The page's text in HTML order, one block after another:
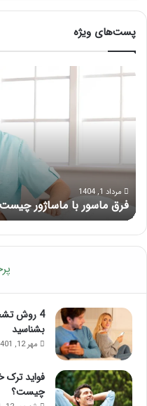
پست‌های ویژه
فرق
ماساژور
مرداد 1, 1404
فرق ماسور با ماساژور
4 روش
بشناسید
مهر 12, 1401
فواید ترک
چیست؟